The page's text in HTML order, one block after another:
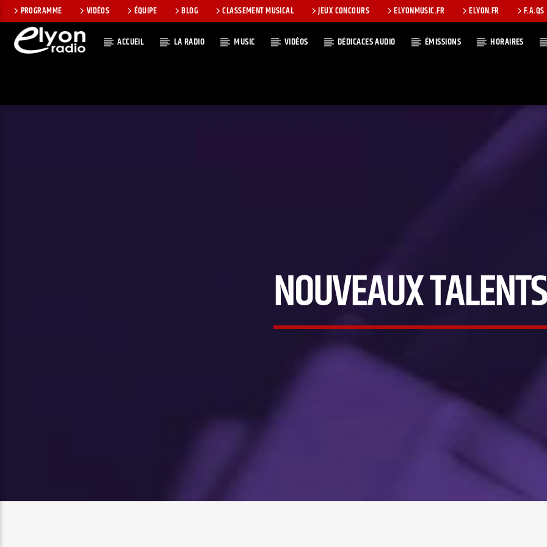
PROGRAMME VIDÉOS ÉQUIPE BLOG CLASSEMENT MUSICAL JEUX CONCOURS ELYONMUSIC.FR ELYON.FR F.A.QS
ACCUEIL LA RADIO MUSIC VIDÉOS DÉDICACES AUDIO ÉMISSIONS HORAIRES
NOUVEAUX TALENTS